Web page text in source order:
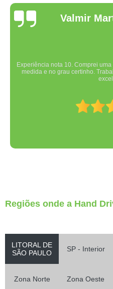
Valmir
Experiência nota 10. Comprei
medida e no grau certinho.
Regiões onde a Hand
LITORAL DE
SÃO PAULO
SP - Interior
Zona Norte Zona Oeste